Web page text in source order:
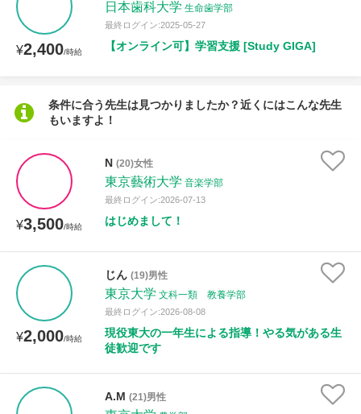
¥2,400/時給
日本歯科大学 生命歯学部
最終ログイン:2025-05-27
【オンライン可】学習支援 [Study GIGA]
条件に合う先生は見つかりましたか？近くにはこんな先生
もいますよ！
¥3,500/時給
N (20)女性
東京藝術大学 音楽学部
最終ログイン:2026-07-13
はじめまして！
¥2,000/時給
じん (19)男性
東京大学 文科一類 教養学部
最終ログイン:2026-08-08
現役東大の一年生による指導！やる気がある生
徒歓迎です
A.M (21)男性
月曜日 火曜日 水曜日
土曜日
所属大学
年齢：18-101歳